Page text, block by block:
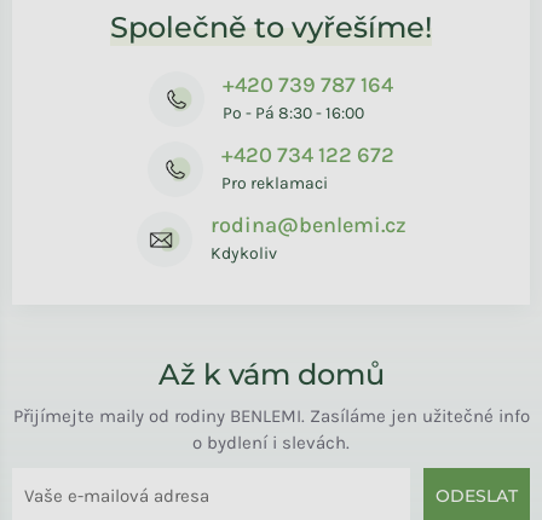
Společně to vyřešíme!
+420 739 787 164
Po - Pá 8:30 - 16:00
+420 734 122 672
Pro reklamaci
rodina@benlemi.cz
Kdykoliv
Až k vám domů
Přijímejte maily od rodiny BENLEMI. Zasíláme jen užitečné info
o bydlení i slevách.
ODESLAT